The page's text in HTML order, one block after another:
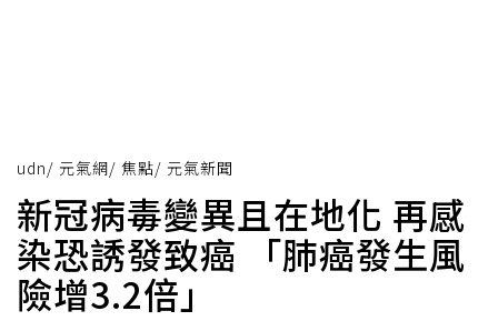
udn/ 元氣網/ 焦點/ 元氣新聞
新冠病毒變異且在地化 再感
染恐誘發致癌 「肺癌發生風
險增3.2倍」